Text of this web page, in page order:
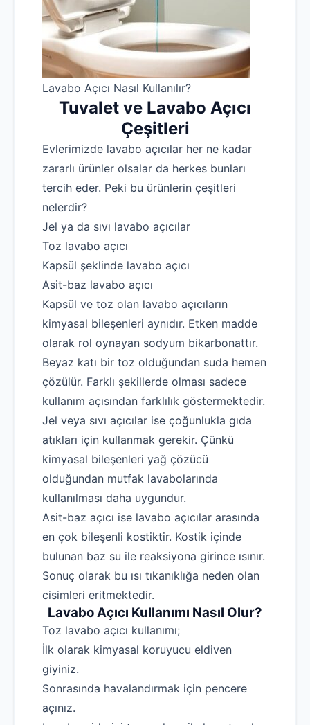
Lavabo Açıcı Nasıl Kullanılır?
Tuvalet ve Lavabo Açıcı
Çeşitleri
Evlerimizde lavabo açıcılar her ne kadar
zararlı ürünler olsalar da herkes bunları
tercih eder. Peki bu ürünlerin çeşitleri
nelerdir?
Jel ya da sıvı lavabo açıcılar
Toz lavabo açıcı
Kapsül şeklinde lavabo açıcı
Asit-baz lavabo açıcı
Kapsül ve toz olan lavabo açıcıların
kimyasal bileşenleri aynıdır. Etken madde
olarak rol oynayan sodyum bikarbonattır.
Beyaz katı bir toz olduğundan suda hemen
çözülür. Farklı şekillerde olması sadece
kullanım açısından farklılık göstermektedir.
Jel veya sıvı açıcılar ise çoğunlukla gıda
atıkları için kullanmak gerekir. Çünkü
kimyasal bileşenleri yağ çözücü
olduğundan mutfak lavabolarında
kullanılması daha uygundur.
Asit-baz açıcı ise lavabo açıcılar arasında
en çok bileşenli kostiktir. Kostik içinde
bulunan baz su ile reaksiyona girince ısınır.
Sonuç olarak bu ısı tıkanıklığa neden olan
cisimleri eritmektedir.
Lavabo Açıcı Kullanımı Nasıl Olur?
Toz lavabo açıcı kullanımı;
İlk olarak kimyasal koruyucu eldiven
giyiniz.
Sonrasında havalandırmak için pencere
açınız.